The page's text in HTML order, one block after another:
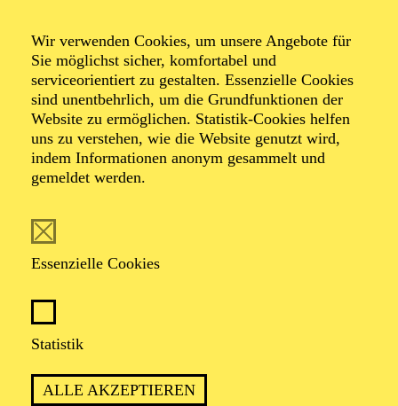
Wir verwenden Cookies, um unsere Angebote für
Sie möglichst sicher, komfortabel und
serviceorientiert zu gestalten. Essenzielle Cookies
sind unentbehrlich, um die Grundfunktionen der
Website zu ermöglichen. Statistik-Cookies helfen
uns zu verstehen, wie die Website genutzt wird,
indem Informationen anonym gesammelt und
gemeldet werden.
Essenzielle Cookies
Statistik
ALLE AKZEPTIEREN
Foto: Benne Ochs
dank seiner herausragenden Stimme schon früh Teil des